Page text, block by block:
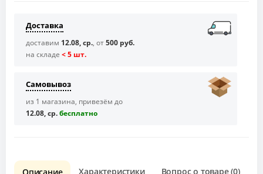
Доставка
доставим 12.08, ср., от500 руб.
на складе < 5 шт.
Самовывоз
из 1 магазина, привезём до
12.08, ср.бесплaтно
Характеристики Вопрос о товаре (0)